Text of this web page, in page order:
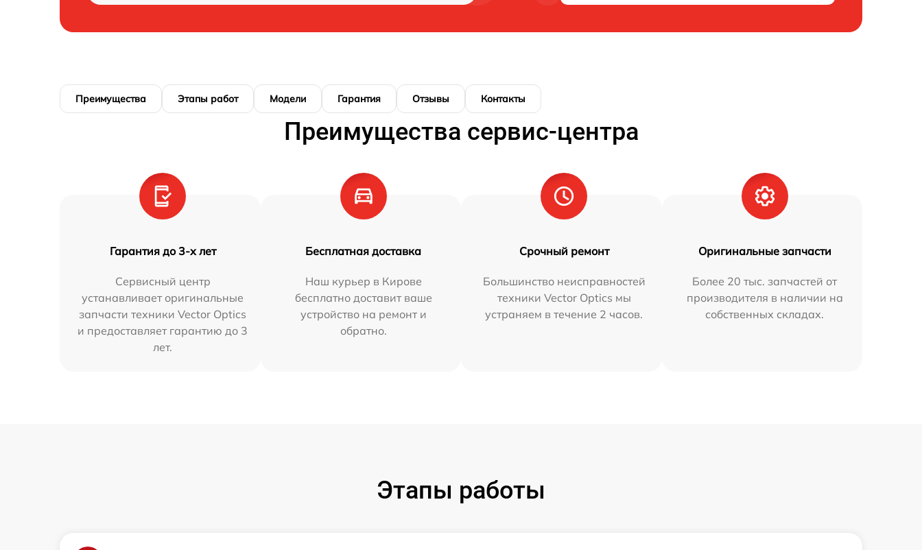
Преимущества Этапы работ Модели Гарантия Отзывы Контакты
Преимущества сервис-центра
Гарантия до 3-х лет
Сервисный центр
устанавливает оригинальные
запчасти техники Vector Optics
и предоставляет гарантию до 3
лет.
Бесплатная доставка
Наш курьер в Кирове
бесплатно доставит ваше
устройство на ремонт и
обратно.
Срочный ремонт
Большинство неисправностей
техники Vector Optics мы
устраняем в течение 2 часов.
Оригинальные запчасти
Более 20 тыс. запчастей от
производителя в наличии на
собственных складах.
Этапы работы